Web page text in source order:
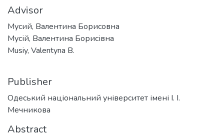
Advisor
Мусий, Валентина Борисовна
Мусій, Валентина Борисівна
Musiy, Valentyna B.
Publisher
Одеський національний університет імені І. І.
Мечникова
Abstract